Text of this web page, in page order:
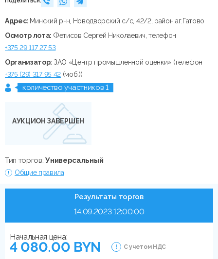
Адрес: Минский р-н, Новодворский с/с, 42/2, район аг.Гатово
Осмотр лота: Фетисов Сергей Николаевич, телефон
+375 29 117 27 53
Организатор: ЗАО «Центр промышленной оценки» (телефон
+375 (29) 317 95 42(моб.))
количество участников 1
АУКЦИОН ЗАВЕРШЕН
Тип торгов:Универсальный
Общие правила
Результаты торгов
14.09.2023 12:00:00
Начальная цена:
4 080.00 BYN С учетом НДС